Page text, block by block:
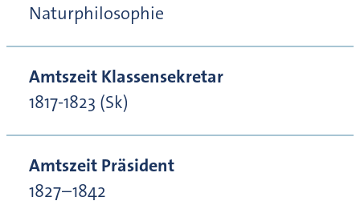
Naturphilosophie
Amtszeit Klassensekretar
1817-1823 (Sk)
Amtszeit Präsident
1827–1842